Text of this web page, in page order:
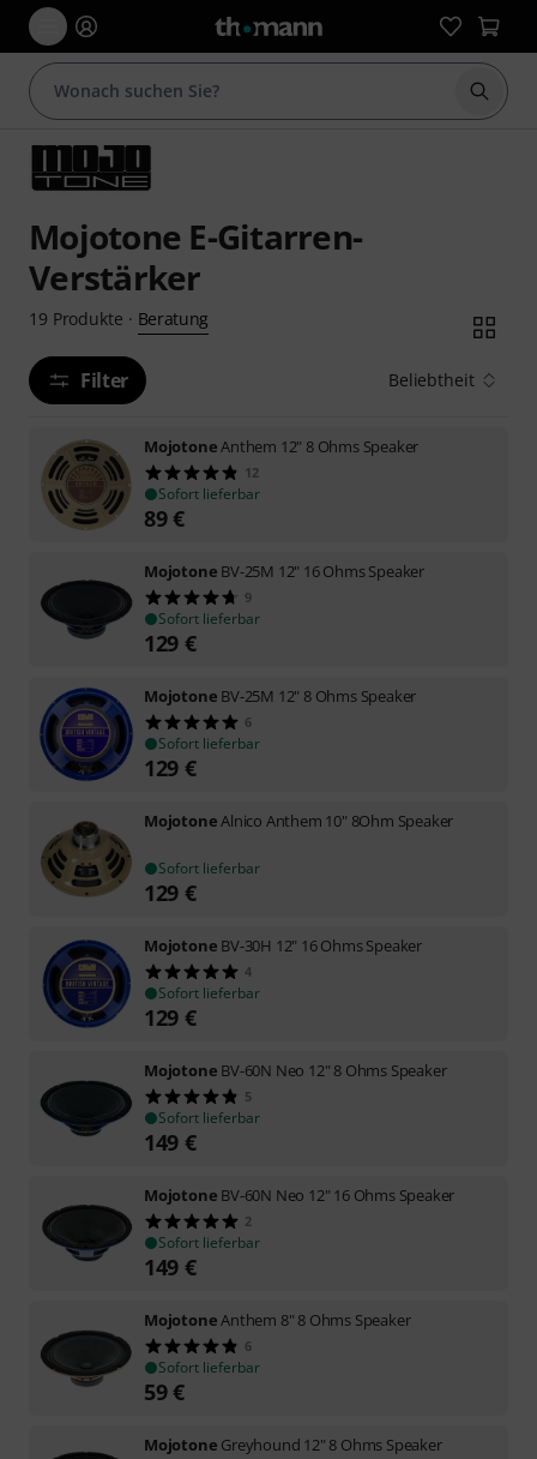
Suche
Mojotone E-Gitarren-
Verstärker
19 Produkte · Beratung
Filter Beliebtheit
MojotoneAnthem 12" 8 Ohms Speaker
12
Sofort lieferbar
89€
Mojotone BV-25M 12" 16 Ohms Speaker
9
Sofort lieferbar
129 €
Mojotone BV-25M 12" 8 Ohms Speaker
6
Sofort lieferbar
129 €
MojotoneAlnico Anthem 10" 8Ohm Speaker
Sofort lieferbar
129 €
Mojotone BV-30H 12" 16 Ohms Speaker
4
Sofort lieferbar
129 €
Mojotone BV-60N Neo 12" 8 Ohms Speaker
5
Sofort lieferbar
149 €
Mojotone BV-60N Neo 12" 16 Ohms Speaker
2
Sofort lieferbar
149 €
MojotoneAnthem 8" 8 Ohms Speaker
6
Sofort lieferbar
59€
Mojotone Greyhound 12" 8 Ohms Speaker